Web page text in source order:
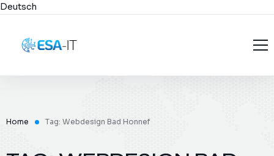
Deutsch
ESA-IT
Founder
Home Tag: Webdesign Bad Honnef